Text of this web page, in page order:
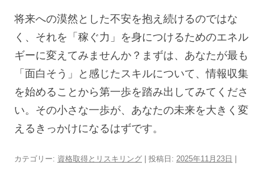
将来への漠然とした不安を抱え続けるのではな
く、それを「稼ぐ力」を身につけるためのエネル
ギーに変えてみませんか？まずは、あなたが最も
「面白そう」と感じたスキルについて、情報収集
を始めることから第一歩を踏み出してみてくださ
い。その小さな一歩が、あなたの未来を大きく変
えるきっかけになるはずです。
カテゴリー: 資格取得とリスキリング | 投稿日: 2025年11月23日